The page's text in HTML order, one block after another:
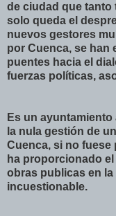
de ciudad que tanto
solo queda el
nuevos gestores
por Cuenca, se han
puentes hacia el
fuerzas políticas,
Es un
la nula gestión de
Cuenca, si no fuese
ha proporcionado
obras publicas en
incuestionable.